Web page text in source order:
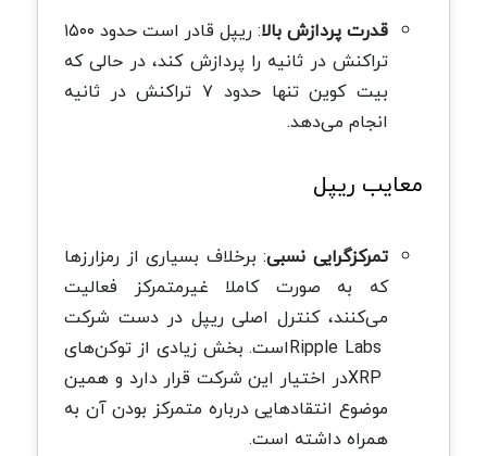
قدرت پردازش بالا:
ریپل قادر است حدود ۱۵۰۰
تراکنش در ثانیه را پردازش کند، در حالی که
بیت کوین تنها حدود ۷ تراکنش در ثانیه
انجام می‌دهد.
معایب ریپل
تمرکزگرایی نسبی: برخلاف بسیاری از رمزارزها
که به صورت کاملا غیرمتمرکز فعالیت
می‌کنند، کنترل اصلی ریپل در دست شرکت
Ripple Labsاست. بخش زیادی از توکن‌های
XRPدر اختیار این شرکت قرار دارد و همین
موضوع انتقادهایی درباره متمرکز بودن آن به
همراه داشته است.